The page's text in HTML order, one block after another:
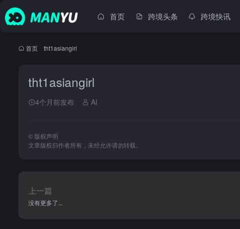
首页 跨境头条 跨境快讯
首页 tht1asiangirl
tht1asiangirl
4个月前发布 AI
© 版权声明
文章版权归作者所有，未经允许请勿转载。
上一篇
没有更多了...